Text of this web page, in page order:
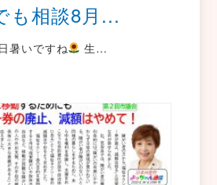
も相談8月...
暑いですね 生…